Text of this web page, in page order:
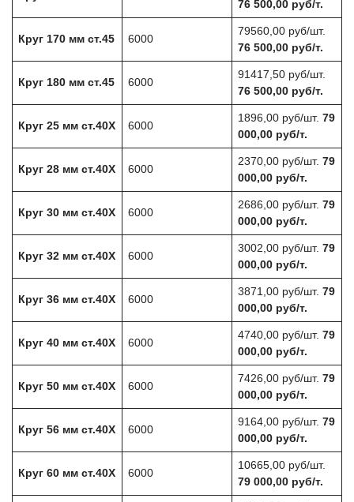
76 500,00 руб/т.
Круг 170 мм ст.45 6000
79560,00 руб/шт.
76 500,00 руб/т.
Круг 180 мм ст.45 6000
91417,50 руб/шт.
76 500,00 руб/т.
Круг 25 мм ст.40Х 6000
1896,00 руб/шт. 79
000,00 руб/т.
Круг 28 мм ст.40Х 6000
2370,00 руб/шт. 79
000,00 руб/т.
Круг 30 мм ст.40Х 6000
2686,00 руб/шт. 79
000,00 руб/т.
Круг 32 мм ст.40Х 6000
3002,00 руб/шт. 79
000,00 руб/т.
Круг 36 мм ст.40Х 6000
3871,00 руб/шт. 79
000,00 руб/т.
Круг 40 мм ст.40Х 6000
4740,00 руб/шт. 79
000,00 руб/т.
Круг 50 мм ст.40Х 6000
7426,00 руб/шт. 79
000,00 руб/т.
Круг 56 мм ст.40Х 6000
9164,00 руб/шт. 79
000,00 руб/т.
Круг 60 мм ст.40Х 6000
10665,00 руб/шт.
79 000,00 руб/т.